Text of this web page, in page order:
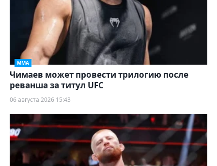
ММА
Чимаев может провести трилогию после
реванша за титул UFC
06 августа 2026 15:43